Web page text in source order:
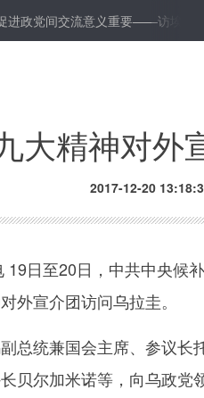
间交流意义重要——访埃及自由埃
大精神对外
2017-12-20
日至20日，中共中央候补
外宣介团访问乌拉圭。
统兼国会主席、参议长
贝尔加米诺等，向乌政党